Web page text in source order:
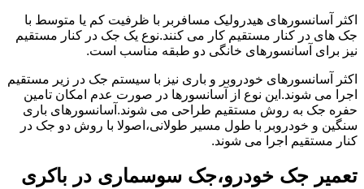
اکثر آسانسورهای هیدرولیک مسافربر با ظرفیت کم یا متوسط با
جک های در کنار مستقیم کار می کنند.نوع یک جک در کنار مستقیم
نیز برای آسانسورهای خانگی دو طبقه مناسب است.
اکثر آسانسورهای خودروبر و باری نیز با سیستم جک در زیر مستقیم
اجرا می شوند.این نوع از آسانسورها در صورت عدم امکان تامین
حفره جک به روش مستقیم طراحی می شوند.آسانسورهای باری
سنگین و خودروبر با طول مسیر طولانی،اصولا با روش دو جک در
کنار مستقیم اجرا می شوند.
تعمیر جک خودرو،جک سوسماری در باکری